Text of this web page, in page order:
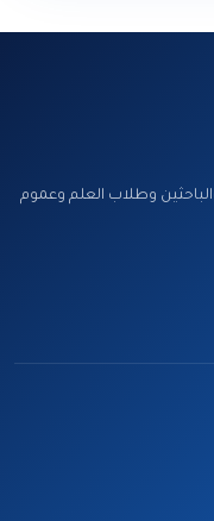
وطلاب العلم وعموم